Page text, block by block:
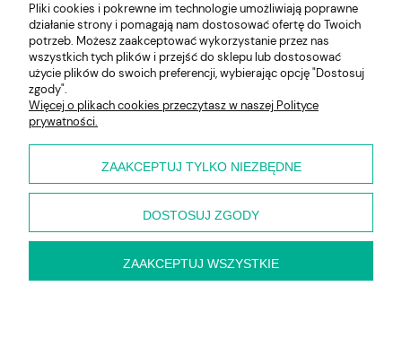
Moje konto
Płatności i dostawa
Informacje
Pliki cookies i pokrewne im technologie umożliwiają poprawne
działanie strony i pomagają nam dostosować ofertę do Twoich
potrzeb. Możesz zaakceptować wykorzystanie przez nas
wszystkich tych plików i przejść do sklepu lub dostosować
użycie plików do swoich preferencji, wybierając opcję "Dostosuj
zgody".
Więcej o plikach cookies przeczytasz w naszej Polityce
prywatności.
ZAAKCEPTUJ TYLKO NIEZBĘDNE
DOSTOSUJ ZGODY
ZAAKCEPTUJ WSZYSTKIE